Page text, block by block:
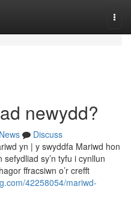
newydd?
News
Discuss
yn | y swyddfa Mariwd hon
sy’n tyfu i cynllun
ffracsiwn o’r crefft
42258054/mariwd-